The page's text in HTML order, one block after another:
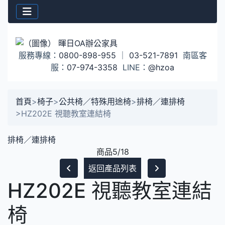
服務專線： 0800-898-955 03-521-7891 南區客
服： 07-974-3358 LINE： @hzoa
首頁>椅子>公共椅／特殊用途椅>排椅／連排椅
>HZ202E 視聽教室連結椅
排椅／連排椅
商品5/18
返回產品列表
HZ202E 視聽教室連結
椅